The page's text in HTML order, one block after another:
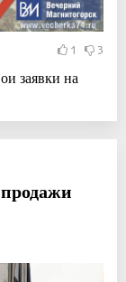
1 3
заявки на